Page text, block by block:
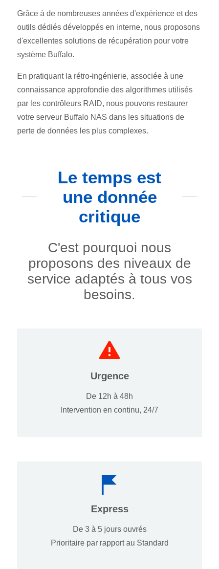
Grâce à de nombreuses années d'expérience et des
outils dédiés développés en interne, nous proposons
d'excellentes solutions de récupération pour votre
système Buffalo.
En pratiquant la rétro-ingénierie, associée à une
connaissance approfondie des algorithmes utilisés
par les contrôleurs RAID, nous pouvons restaurer
votre serveur Buffalo NAS dans les situations de
perte de données les plus complexes.
Le temps est
une donnée
critique
C'est pourquoi nous
proposons des niveaux de
service adaptés à tous vos
besoins.
Urgence
De 12h à 48h
Intervention en continu, 24/7
Express
De 3 à 5 jours ouvrés
Prioritaire par rapport au Standard